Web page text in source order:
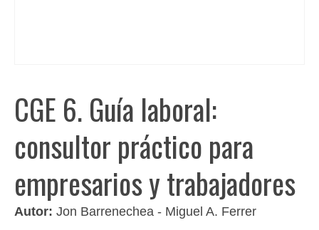
CGE 6. Guía laboral:
consultor práctico para
empresarios y trabajadores
Autor: Jon Barrenechea - Miguel A. Ferrer